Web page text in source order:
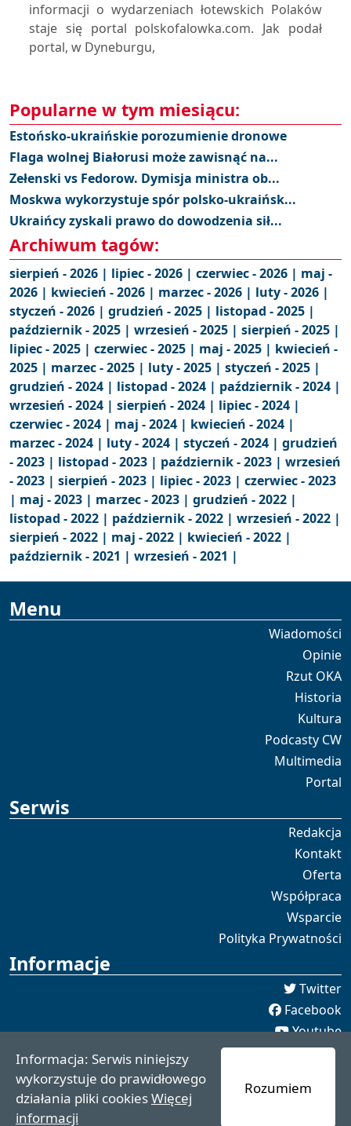
informacji o wydarzeniach łotewskich Polaków
staje się portal polskofalowka.com. Jak podał
portal, w Dyneburgu,
Popularne w tym miesiącu:
Estońsko-ukraińskie porozumienie dronowe
Flaga wolnej Białorusi może zawisnąć na...
Zełenski vs Fedorow. Dymisja ministra ob...
Moskwa wykorzystuje spór polsko-ukraińsk...
Ukraińcy zyskali prawo do dowodzenia sił...
Archiwum tagów:
sierpień - 2026 | lipiec - 2026 | czerwiec - 2026 | maj -
2026 | kwiecień - 2026 | marzec - 2026 | luty - 2026 |
styczeń - 2026 | grudzień - 2025 | listopad - 2025 |
październik - 2025 | wrzesień - 2025 | sierpień - 2025 |
lipiec - 2025 | czerwiec - 2025 | maj - 2025 | kwiecień -
2025 | marzec - 2025 | luty - 2025 | styczeń - 2025 |
grudzień - 2024 | listopad - 2024 | październik - 2024 |
wrzesień - 2024 | sierpień - 2024 | lipiec - 2024 |
czerwiec - 2024 | maj - 2024 | kwiecień - 2024 |
marzec - 2024 | luty - 2024 | styczeń - 2024 | grudzień
- 2023 | listopad - 2023 | październik - 2023 | wrzesień
- 2023 | sierpień - 2023 | lipiec - 2023 | czerwiec - 2023
| maj - 2023 | marzec - 2023 | grudzień - 2022 |
listopad - 2022 | październik - 2022 | wrzesień - 2022 |
sierpień - 2022 | maj - 2022 | kwiecień - 2022 |
październik - 2021 | wrzesień - 2021 |
Menu
Wiadomości
Opinie
Rzut OKA
Historia
Kultura
Podcasty CW
Multimedia
Portal
Serwis
Redakcja
Kontakt
Oferta
Współpraca
Wsparcie
Polityka Prywatności
Informacje
Twitter
Facebook
Youtube
Spotify
redakcja [[]] czaswschodni.pl
czaswschodni.pl 2021 - 2025
Informacja: Serwis niniejszy
wykorzystuje do prawidłowego
działania pliki cookiesWięcej
informacji
Rozumiem